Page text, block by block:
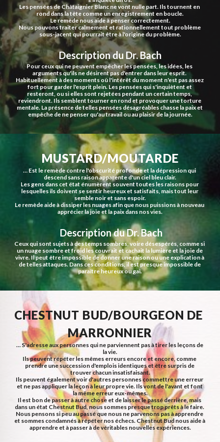
Les pensées de Châtaignier Blanc ne vont nulle part. Ils tournent en
rond dans la tête comme un enregistrement en boucle.
Le remède nous aide à penser correctement.
Nous pouvons traiter calmement et rationnellement tout problème
sous-jacent qui pourrait être à l'origine du problème.
Description du Dr. Bach
Pour ceux qui ne peuvent empêcher les pensées, les idées, les
arguments qu'ils ne désirent pas d'entrer dans leur esprit.
Habituellement à des moments où l'intérêt du moment n'est pas assez
fort pour garder l'esprit plein. Les pensées qui s'inquiètent et
resteront, ou si elles sont rejetées pendant un certain temps,
reviendront. Ils semblent tourner en rond et provoquer une torture
mentale. La présence de telles pensées désagréables chasse la paix et
empêche de ne penser qu'au travail ou au plaisir de la journée.
MUSTARD/MOUTARDE
… Est le remède contre l'obscurité profonde et la dépression qui
descend sans raison apparente d'un ciel bleu clair.
Les gens dans cet état énumèrent souvent toutes les raisons pour
lesquelles ils doivent se sentir heureux et satisfaits, mais tout leur
semble noir et sans espoir.
Le remède aide à dissiper les nuages ​​afin que nous puissions à nouveau
apprécier la joie et la paix dans nos vies.
Description du Dr. Bach
Ceux qui sont sujets à des temps sombres, voire désespérés, comme si
un nuage sombre et froid les couvrait et cachait la lumière et la joie de
vivre. Il peut être impossible de donner une raison ou une explication à
de telles attaques. Dans ces conditions, il est presque impossible de
paraître heureux ou gai.
CHESTNUT BUD/BOURGEON DE
MARRONNIER
… S'adresse aux personnes qui ne parviennent pas à tirer les leçons de
la vie.
Ils peuvent répéter les mêmes erreurs encore et encore, comme
prendre une succession d'emplois identiques et être surpris de
trouver chacun insatisfaisant.
Ils peuvent également voir d'autres personnes commettre une erreur
et ne pas appliquer la leçon à leur propre vie. Ils vont de l'avant et font
la même erreur eux-mêmes.
Il est bon de passer à autre chose et de laisser le passé derrière, mais
dans un état Chestnut Bud, nous sommes presque trop prêts à le faire.
Nous pensons si peu au passé que nous ne parvenons pas à apprendre
et sommes condamnés à répéter nos échecs. Chestnut Bud nous aide à
apprendre et à passer à de véritables nouvelles expériences.